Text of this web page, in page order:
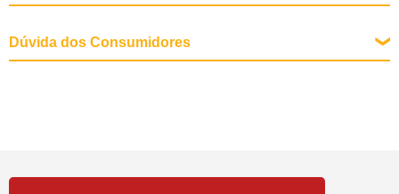
Cães com alergias ou intolerância a nutrientes
Dúvida dos Consumidores